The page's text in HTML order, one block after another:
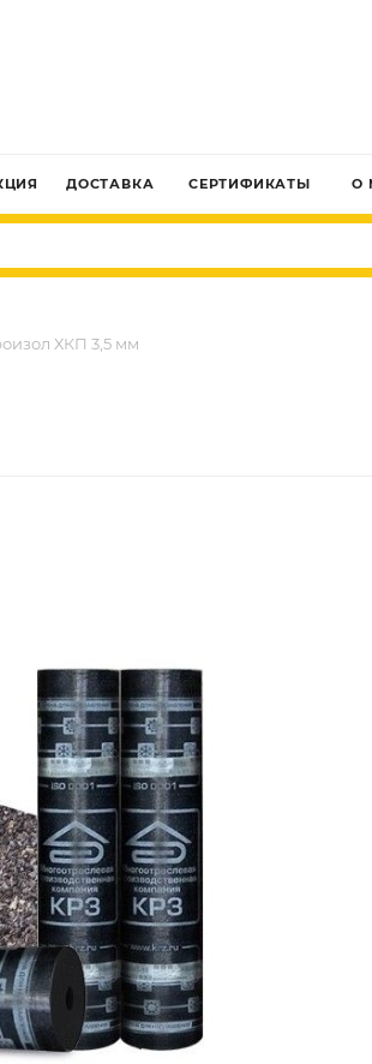
ДОСТАВКА СЕРТИФИКАТЫ О
ХКП 3,5 мм